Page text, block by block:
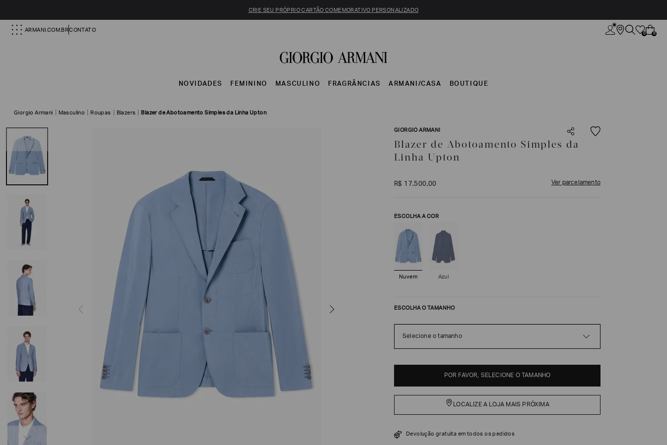
CRIE SEU PRÓPRIO CARTÃO COMEMORATIVO PERSONALIZADO
ARMANI.COM.BRCONTATO
0 0
NOVIDADES FEMININO MASCULINO FRAGRÂNCIAS ARMANI/CASA BOUTIQUE
Giorgio Armani Masculino Roupas Blazers Blazer de Abotoamento Simples da Linha Upton
GIORGIO ARMANI
Blazer de Abotoamento Simples da
Linha Upton
R$ 17.500,00 Ver parcelamento
ESCOLHA A COR
Nuvem Azul
ESCOLHA O TAMANHO
Selecione o tamanho
POR FAVOR, SELECIONE O TAMANHO
LOCALIZE A LOJA MAIS PRÓXIMA
Devolução gratuita em todos os pedidos